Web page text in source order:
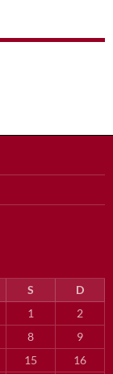
S
D
1
2
8
9
15 16